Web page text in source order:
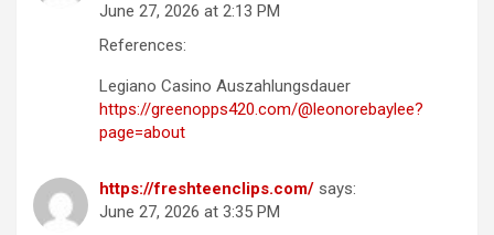
June 27, 2026 at 2:13 PM
References:
Legiano Casino Auszahlungsdauer
https://greenopps420.com/@leonorebaylee?
page=about
https://freshteenclips.com/ says:
June 27, 2026 at 3:35 PM